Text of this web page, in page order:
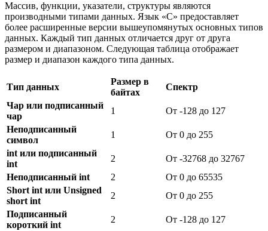
Массив, функции, указатели, структуры являются
производными типами данных. Язык «C» предоставляет
более расширенные версии вышеупомянутых основных типов
данных. Каждый тип данных отличается друг от друга
размером и диапазоном. Следующая таблица отображает
размер и диапазон каждого типа данных.
Тип данных
Размер в
байтах
Спектр
Чар или подписанный
чар
1
От -128 до 127
Неподписанный
символ
1
От 0 до 255
int или подписанный
int
2
От -32768 до 32767
Неподписанный int
2
От 0 до 65535
Short int или Unsigned
short int
2
От 0 до 255
Подписанный
короткий int
2
От -128 до 127